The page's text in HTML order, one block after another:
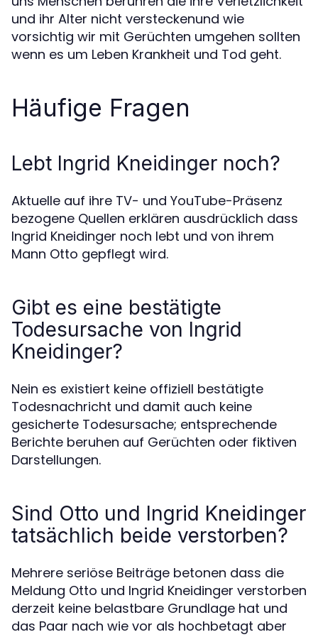
und ihr Alter nicht versteckenund wie
vorsichtig wir mit Gerüchten umgehen sollten
wenn es um Leben Krankheit und Tod geht.
Häufige Fragen
Lebt Ingrid Kneidinger noch?
Aktuelle auf ihre TV- und YouTube-Präsenz
bezogene Quellen erklären ausdrücklich dass
Ingrid Kneidinger noch lebt und von ihrem
Mann Otto gepflegt wird.
Gibt es eine bestätigte
Todesursache von Ingrid
Kneidinger?
Nein es existiert keine offiziell bestätigte
Todesnachricht und damit auch keine
gesicherte Todesursache; entsprechende
Berichte beruhen auf Gerüchten oder fiktiven
Darstellungen.
Sind Otto und Ingrid Kneidinger
tatsächlich beide verstorben?
Mehrere seriöse Beiträge betonen dass die
Meldung Otto und Ingrid Kneidinger verstorben
derzeit keine belastbare Grundlage hat und
das Paar nach wie vor als hochbetagt aber